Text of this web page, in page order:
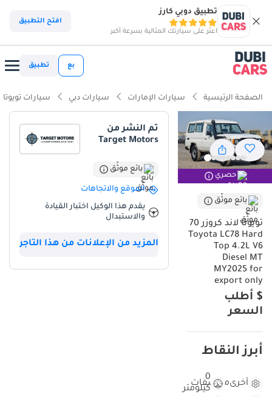
تطبيق دوبي كارز
اعثر على سيارتك المثالية بسرعة أكبر
افتح التطبيق
بع تطبيق
الصفحة الرئيسية سيارات الإمارات سيارات دبي سيارات تويوتا
حصري
بائع موثّق
تويوتا لاند كروزر 70
Toyota LC78 Hard
Top 4.2L V6
Diesel MT
MY2025 for
export only
$ أطلب
السعر
أبرز النقاط
أخرىمواصفات
0
كيلومتر
تم النشر من
Target Motors
بائع موثّق
الموقع والاتجاهات
يقدم هذا الوكيل اختبار القيادة
والاستبدال
المزيد من الإعلانات من هذا التاجر